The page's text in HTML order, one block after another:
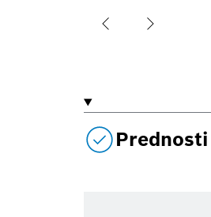
Prednosti